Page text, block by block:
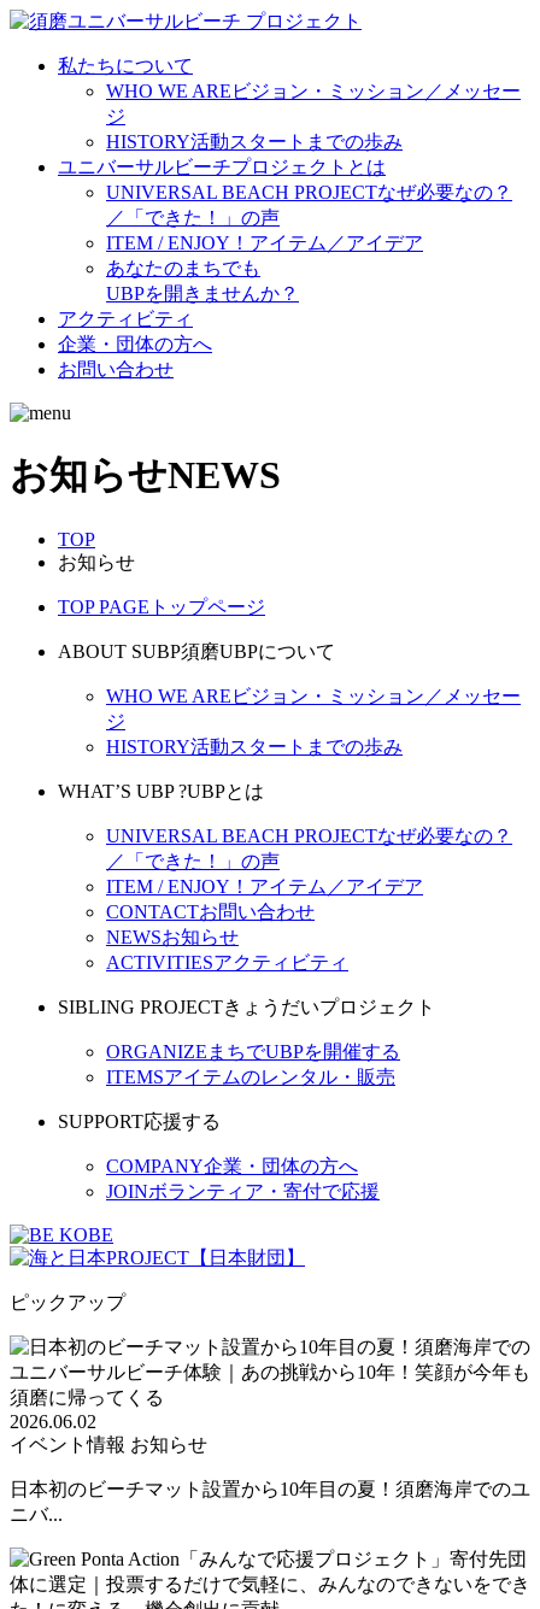
私たちについて
WHO WE ARE ビジョン・ミッション／メッセー
ジ
HISTORY活動スタートまでの歩み
ユニバーサルビーチプロジェクトとは
UNIVERSAL BEACH PROJECTなぜ必要なの？
／「できた！」の声
ITEM / ENJOY！ アイテム／アイデア
あなたのまちでも
UBPを開きませんか？
アクティビティ
企業・団体の方へ
お問い合わせ
お知らせNEWS
TOP
お知らせ
TOP PAGE トップページ
ABOUT SUBP須磨UBPについて
WHO WE ARE ビジョン・ミッション／メッセー
ジ
HISTORY活動スタートまでの歩み
WHAT’S UBP ?UBPとは
UNIVERSAL BEACH PROJECTなぜ必要なの？
／「できた！」の声
ITEM / ENJOY！ アイテム／アイデア
CONTACTお問い合わせ
NEWSお知らせ
ACTIVITIESアクティビティ
SIBLING PROJECTきょうだいプロジェクト
ORGANIZE まちでUBPを開催する
ITEMSアイテムのレンタル・販売
SUPPORT応援する
COMPANY企業・団体の方へ
JOINボランティア・寄付で応援
ピックアップ
2026.06.02
イベント情報 お知らせ
日本初のビーチマット設置から10年目の夏！須磨海岸でのユ
ニバ...